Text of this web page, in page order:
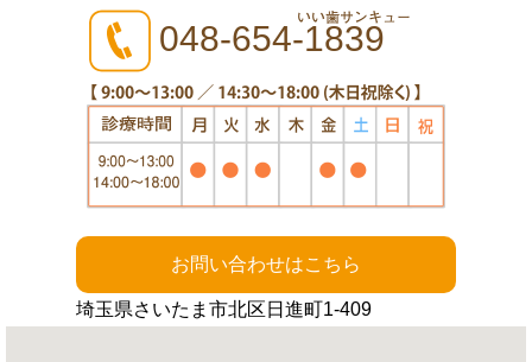
048-654-1839
お問い合わせはこちら
埼玉県さいたま市北区日進町1-409